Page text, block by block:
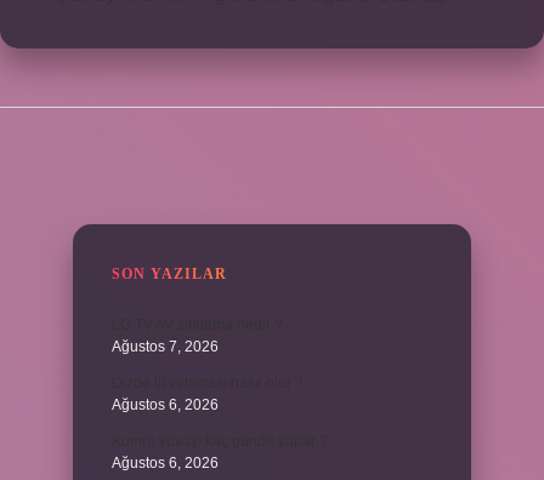
SON YAZILAR
Ağustos 7, 2026
Ağustos 6, 2026
Ağustos 6, 2026